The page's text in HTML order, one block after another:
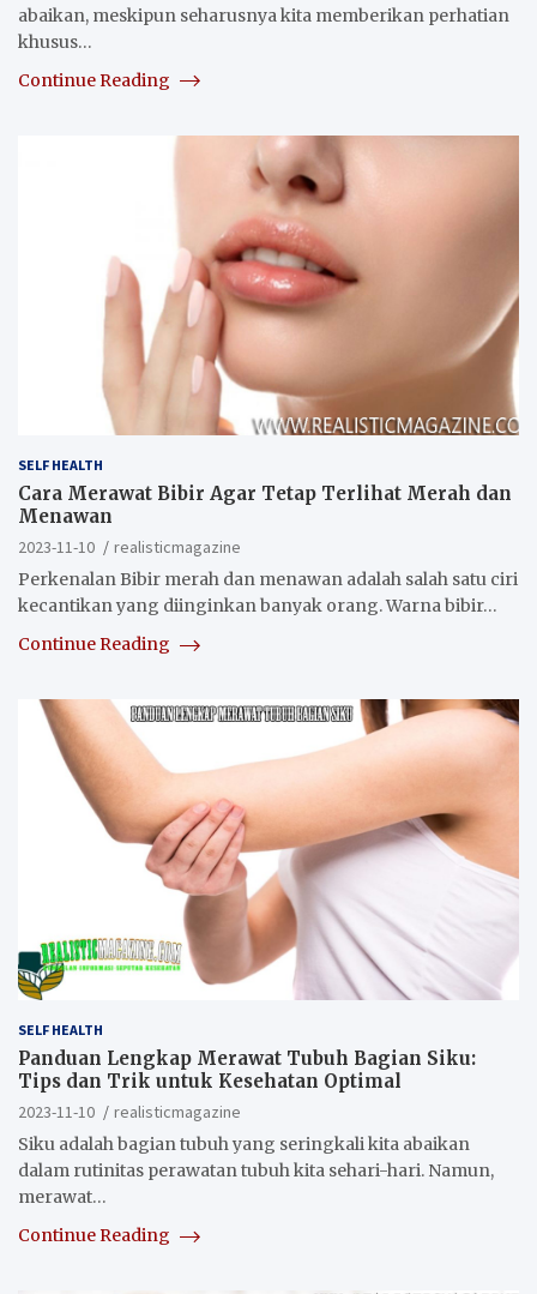
abaikan, meskipun seharusnya kita memberikan perhatian
khusus…
Continue Reading
SELF HEALTH
Cara Merawat Bibir Agar Tetap Terlihat Merah dan
Menawan
2023-11-10
realisticmagazine
Perkenalan Bibir merah dan menawan adalah salah satu ciri
kecantikan yang diinginkan banyak orang. Warna bibir…
Continue Reading
SELF HEALTH
Panduan Lengkap Merawat Tubuh Bagian Siku:
Tips dan Trik untuk Kesehatan Optimal
2023-11-10
realisticmagazine
Siku adalah bagian tubuh yang seringkali kita abaikan
dalam rutinitas perawatan tubuh kita sehari-hari. Namun,
merawat…
Continue Reading